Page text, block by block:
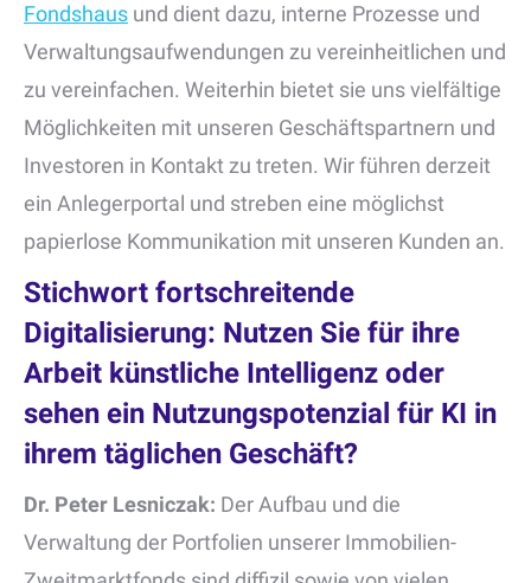
Fondshaus und dient dazu, interne Prozesse und
Verwaltungsaufwendungen zu vereinheitlichen und
zu vereinfachen. Weiterhin bietet sie uns vielfältige
Möglichkeiten mit unseren Geschäftspartnern und
Investoren in Kontakt zu treten. Wir führen derzeit
ein Anlegerportal und streben eine möglichst
papierlose Kommunikation mit unseren Kunden an.
Stichwort fortschreitende
Digitalisierung: Nutzen Sie für ihre
Arbeit künstliche Intelligenz oder
sehen ein Nutzungspotenzial für KI in
ihrem täglichen Geschäft?
Dr. Peter Lesniczak: Der Aufbau und die
Verwaltung der Portfolien unserer Immobilien-